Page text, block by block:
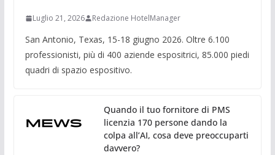
Luglio 21, 2026 Redazione HotelManager
San Antonio, Texas, 15-18 giugno 2026. Oltre 6.100
professionisti, più di 400 aziende espositrici, 85.000 piedi
quadri di spazio espositivo.
Quando il tuo fornitore di PMS
licenzia 170 persone dando la
colpa all’AI, cosa deve preoccuparti
davvero?